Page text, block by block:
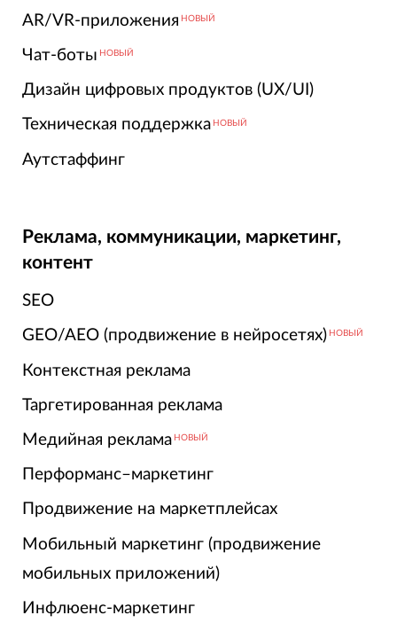
AR/VR-приложения НОВЫЙ
Чат-боты НОВЫЙ
Дизайн цифровых продуктов (UX/UI)
Техническая поддержка НОВЫЙ
Аутстаффинг
Реклама, коммуникации, маркетинг,
контент
SEO
GEO/AEO (продвижение в нейросетях) НОВЫЙ
Контекстная реклама
Таргетированная реклама
Медийная реклама НОВЫЙ
Перформанс–маркетинг
Продвижение на маркетплейсах
Мобильный маркетинг (продвижение
мобильных приложений)
Инфлюенс-маркетинг